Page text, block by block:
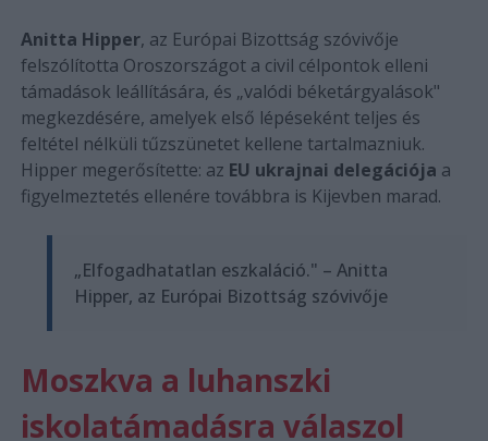
Anitta Hipper, az Európai Bizottság szóvivője
felszólította Oroszországot a civil célpontok elleni
támadások leállítására, és „valódi béketárgyalások"
megkezdésére, amelyek első lépéseként teljes és
feltétel nélküli tűzszünetet kellene tartalmazniuk.
Hipper megerősítette: az EU ukrajnai delegációja a
figyelmeztetés ellenére továbbra is Kijevben marad.
„Elfogadhatatlan eszkaláció." – Anitta
Hipper, az Európai Bizottság szóvivője
Moszkva a luhanszki
iskolatámadásra válaszol